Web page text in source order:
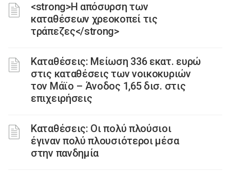
<strong>Η απόσυρση των
καταθέσεων χρεοκοπεί τις
τράπεζες</strong>
Καταθέσεις: Μείωση 336 εκατ. ευρώ
στις καταθέσεις των νοικοκυριών
τον Μάϊο – Άνοδος 1,65 δισ. στις
επιχειρήσεις
Καταθέσεις: Οι πολύ πλούσιοι
έγιναν πολύ πλουσιότεροι μέσα
στην πανδημία